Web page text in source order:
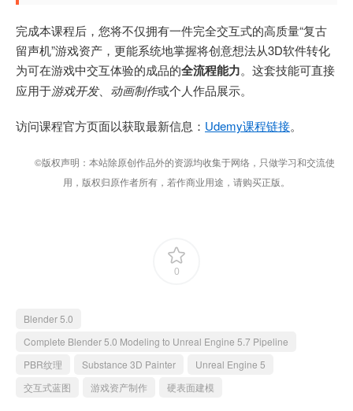
完成本课程后，您将不仅拥有一件完全交互式的高质量“复古
留声机”游戏资产，更能系统地掌握将创意想法从3D软件转化
为可在游戏中交互体验的成品的全流程能力。这套技能可直接
应用于游戏开发、 动画制作或个人作品展示。
访问课程官方页面以获取最新信息： Udemy课程链接。
©版权声明：本站除原创作品外的资源均收集于网络，只做学习和交流使
用，版权归原作者所有，若作商业用途，请购买正版。
0
Blender 5.0
Complete Blender 5.0 Modeling to Unreal Engine 5.7 Pipeline
PBR纹理
Substance 3D Painter
Unreal Engine 5
交互式蓝图
游戏资产制作 硬表面建模